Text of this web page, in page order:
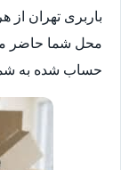
باربری تهران از
محل شما حاضر
حساب شده به